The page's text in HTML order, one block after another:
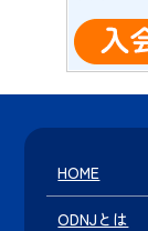
HOME
ODNJとは